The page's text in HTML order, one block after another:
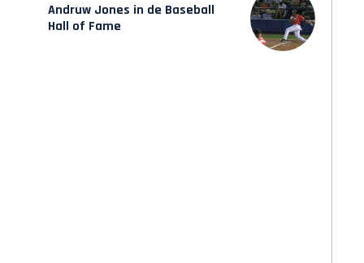
Andruw Jones in de Baseball
Hall of Fame